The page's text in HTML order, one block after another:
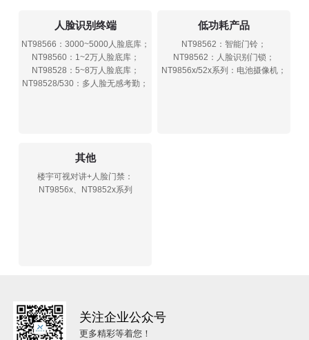
人脸识别终端
NT98566：3000~5000人脸底库；
NT98560：1~2万人脸底库；
NT98528：5~8万人脸底库；
NT98528/530：多人脸无感考勤；
低功耗产品
NT98562：智能门铃；
NT98562：人脸识别门锁；
NT9856x/52x系列：电池摄像机；
其他
楼宇可视对讲+人脸门禁：
NT9856x、NT9852x系列
关注企业公众号
更多精彩等着您！